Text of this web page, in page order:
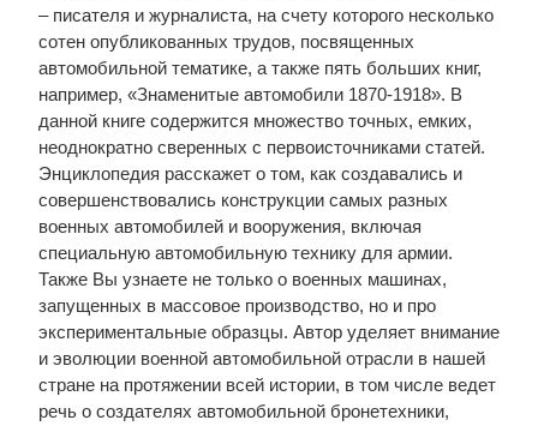
– писателя и журналиста, на счету которого несколько
сотен опубликованных трудов, посвященных
автомобильной тематике, а также пять больших книг,
например, «Знаменитые автомобили 1870-1918». В
данной книге содержится множество точных, емких,
неоднократно сверенных с первоисточниками статей.
Энциклопедия расскажет о том, как создавались и
совершенствовались конструкции самых разных
военных автомобилей и вооружения, включая
специальную автомобильную технику для армии.
Также Вы узнаете не только о военных машинах,
запущенных в массовое производство, но и про
экспериментальные образцы. Автор уделяет внимание
и эволюции военной автомобильной отрасли в нашей
стране на протяжении всей истории, в том числе ведет
речь о создателях автомобильной бронетехники,